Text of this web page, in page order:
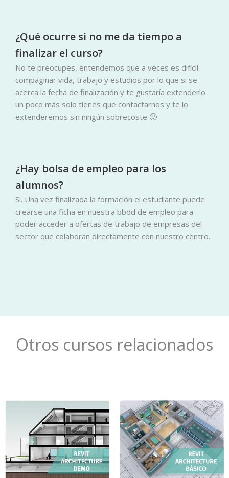
¿Qué ocurre si no me da tiempo a
finalizar el curso?
No te preocupes, entendemos que a veces es difícil
compaginar vida, trabajo y estudios por lo que si se
acerca la fecha de finalización y te gustaría extenderlo
un poco más solo tienes que contactarnos y te lo
extenderemos sin ningún sobrecoste 🙂
¿Hay bolsa de empleo para los
alumnos?
Si. Una vez finalizada la formación el estudiante puede
crearse una ficha en nuestra bbdd de empleo para
poder acceder a ofertas de trabajo de empresas del
sector que colaboran directamente con nuestro centro.
Otros cursos relacionados